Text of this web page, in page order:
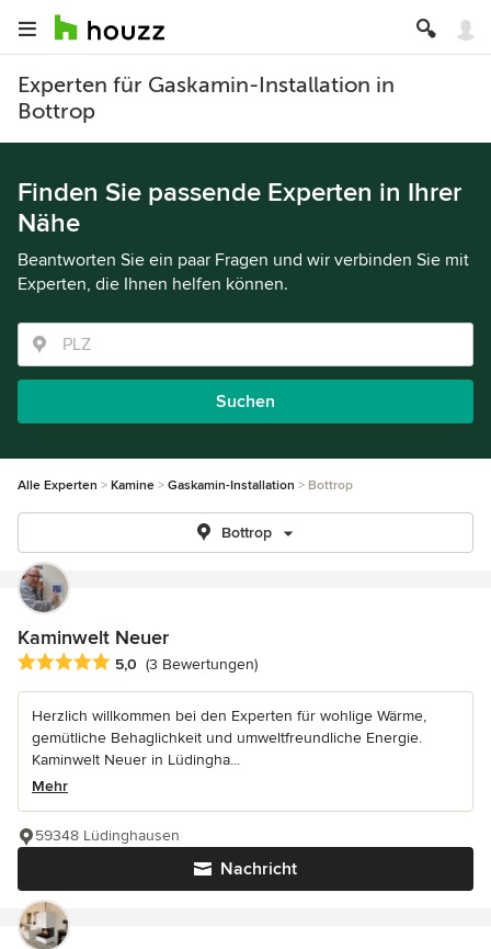
Experten für Gaskamin-Installation in
Bottrop
Finden Sie passende Experten in Ihrer
Nähe
Beantworten Sie ein paar Fragen und wir verbinden Sie mit
Experten, die Ihnen helfen können.
Suchen
Alle Experten Kamine Gaskamin-Installation Bottrop
Bottrop
Kaminwelt Neuer
Durchschnittliche Bewertung: 5 von 5 Sternen
5,0 (3 Bewertungen)
Herzlich willkommen bei den Experten für wohlige Wärme,
gemütliche Behaglichkeit und umweltfreundliche Energie.
Kaminwelt Neuer in Lüdingha...
Mehr
Nachricht
59348 Lüdinghausen